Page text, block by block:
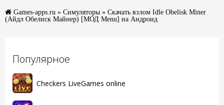
Популярное
Checkers LiveGames online
Games-apps.ru » Симуляторы » Скачать взлом Idle Obelisk Miner
(Айдл Обелиск Майнер) [МОД Menu] на Андроид